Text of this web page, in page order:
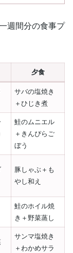
週間分の食事プ
夕食
サバの塩焼き
＋ひじき煮
鮭のムニエル
＋きんぴらご
ぼう
豚しゃぶ＋も
やし和え
鮭のホイル焼
き＋野菜蒸し
サンマ塩焼き
＋わかめサラ